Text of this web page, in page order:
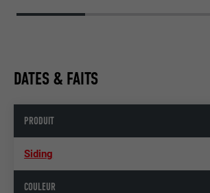
DATES & FAITS
PRODUIT
Siding
COULEUR